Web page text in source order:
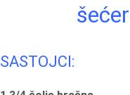
SASTOJCI: